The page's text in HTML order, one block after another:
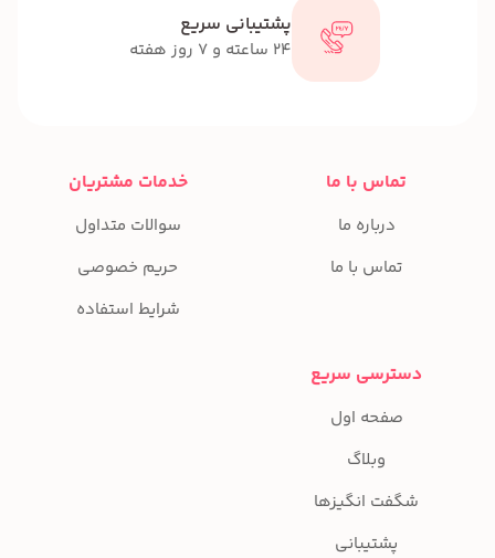
پشتیبانی سریع
24 ساعته و 7 روز هفته
تماس با ما
درباره ما
تماس با ما
خدمات مشتریان
سوالات متداول
حریم خصوصی
شرایط استفاده
دسترسی سریع
صفحه اول
وبلاگ
شگفت انگیزها
پشتیبانی